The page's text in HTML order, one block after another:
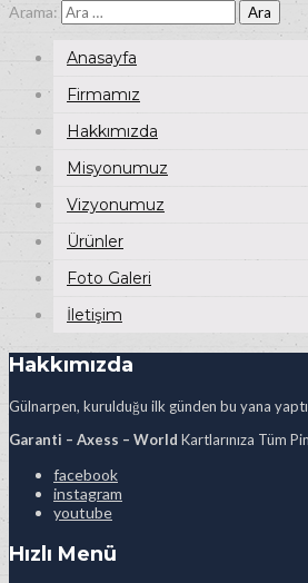
Arama:
Anasayfa
Firmamız
Hakkımızda
Misyonumuz
Vizyonumuz
Ürünler
Foto Galeri
İletişim
Hakkımızda
Gülnarpen, kurulduğu ilk günden bu yana
Garanti – Axess – World Kartlarınıza Tüm
facebook
instagram
youtube
Hızlı Menü